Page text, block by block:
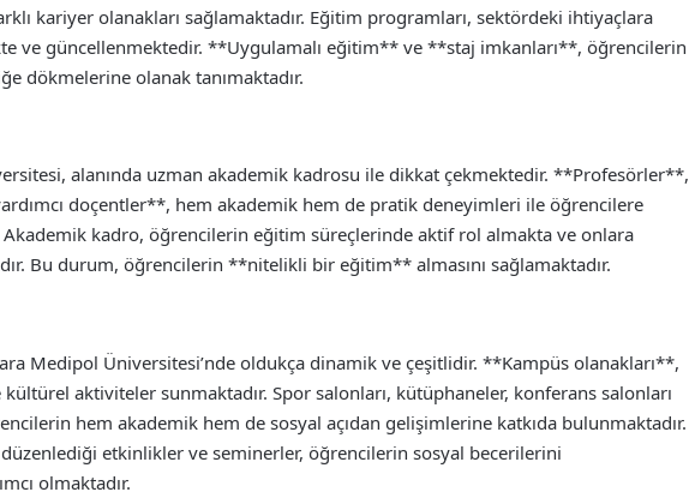
kariyer olanakları sağlamaktadır. Eğitim programları, sektördeki ihtiyaçlara
ve güncellenmektedir. **Uygulamalı eğitim** ve **staj imkanları**, öğrencilerin
dökmelerine olanak tanımaktadır.
alanında uzman akademik kadrosu ile dikkat çekmektedir. **Profesörler**,
doçentler**, hem akademik hem de pratik deneyimleri ile öğrencilere
kadro, öğrencilerin eğitim süreçlerinde aktif rol almakta ve onlara
Bu durum, öğrencilerin **nitelikli bir eğitim** almasını sağlamaktadır.
Medipol Üniversitesi’nde oldukça dinamik ve çeşitlidir. **Kampüs olanakları**,
aktiviteler sunmaktadır. Spor salonları, kütüphaneler, konferans salonları
hem akademik hem de sosyal açıdan gelişimlerine katkıda bulunmaktadır.
etkinlikler ve seminerler, öğrencilerin sosyal becerilerini
olmaktadır.